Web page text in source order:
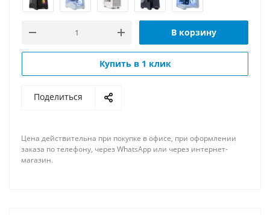
В корзину
Купить в 1 клик
Поделиться
Цена действительна при покупке в офисе, при оформлении
заказа по телефону, через WhatsApp или через интернет-
магазин.